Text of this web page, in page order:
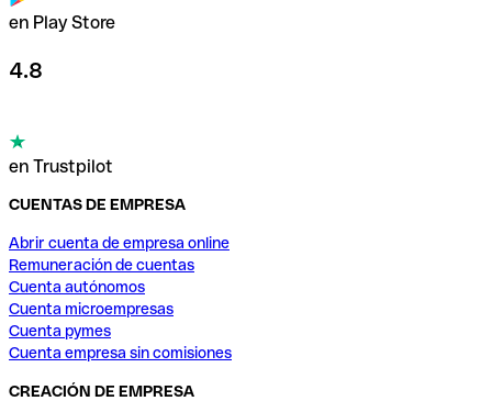
en Play Store
4.8
en Trustpilot
CUENTAS DE EMPRESA
Abrir cuenta de empresa online
Remuneración de cuentas
Cuenta autónomos
Cuenta microempresas
Cuenta pymes
Cuenta empresa sin comisiones
CREACIÓN DE EMPRESA